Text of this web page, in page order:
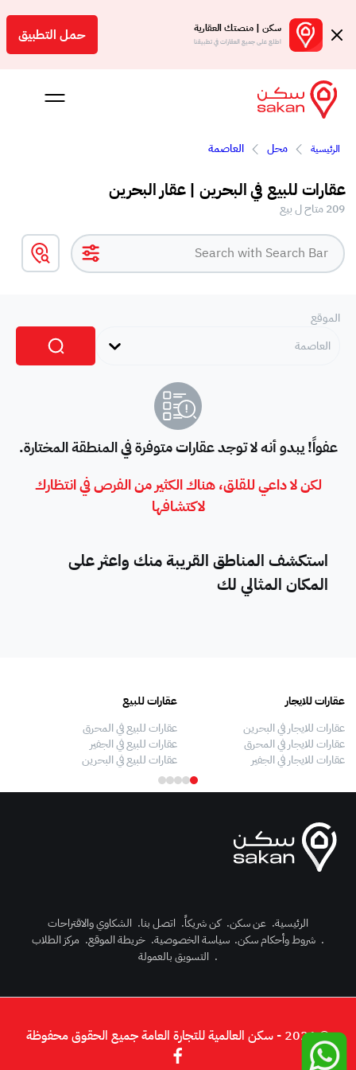
سكن | منصتك العقارية
اطلع على جميع العقارات في تطبيقنا حمل التطبيق
بالعمولة
الرئيسية محل العاصمة
عقارات للبيع في البحرين | عقار البحرين
209 متاح ل بيع
الموقع
العاصمة
عفواً! يبدو أنه لا توجد عقارات متوفرة في المنطقة المختارة.
لكن لا داعي للقلق، هناك الكثير من الفرص في انتظارك
لاكتشافها
استكشف المناطق القريبة منك واعثر على
المكان المثالي لك
عقارات للايجار
عقارات للايجار في البحرين
عقارات للايجار في المحرق
عقارات للايجار في الجفير
عقارات للبيع
عقارات للبيع في المحرق
عقارات للبيع في الجفير
عقارات للبيع في البحرين
الرئيسية. عن سكن. كن شريكاً. اتصل بنا. الشكاوي والاقتراحات
. شروط وأحكام سكن. سياسة الخصوصية. خريطة الموقع. مركز الطلاب
. التسويق بالعمولة
© 2026 - سكن العالمية للتجارة العامة جميع الحقوق محفوظة